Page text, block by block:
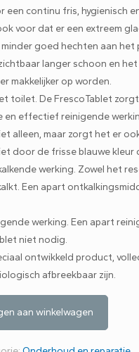
een continu fris, hygienisch
voor dat er een extreem
goed hechten aan het
langer schoon en
makkelijker op worden.
toilet. De FrescoTablet
en effectief reinigende
alleen, maar zorgt het er
door de frisse blauwe kleur
werking. Zowel het
Een apart
werking. Een apart
niet nodig.
ontwikkeld product,
afbreekbaar zijn.
aan winkelwagen